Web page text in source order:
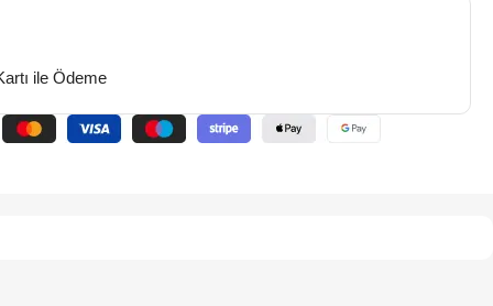
ile Ödeme